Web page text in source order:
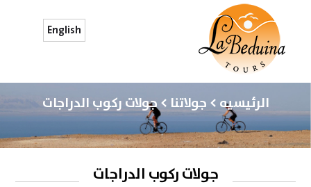
English
الرئيسيه > جولاتنا > جولات ركوب الدراجات
جولات ركوب الدراجات